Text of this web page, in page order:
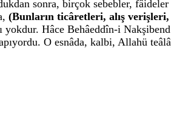
sonra, birçok sebebler,
(Bunların ticâretleri, alış
Hâce Behâeddîn-i
O esnâda, kalbi, Allahü